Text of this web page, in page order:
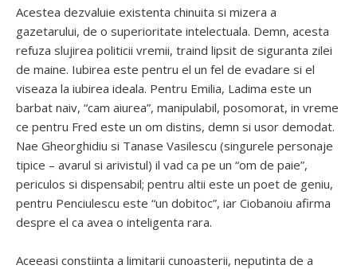
Acestea dezvaluie existenta chinuita si mizera a
gazetarului, de o superioritate intelectuala. Demn, acesta
refuza slujirea politicii vremii, traind lipsit de siguranta zilei
de maine. Iubirea este pentru el un fel de evadare si el
viseaza la iubirea ideala. Pentru Emilia, Ladima este un
barbat naiv, “cam aiurea”, manipulabil, posomorat, in vreme
ce pentru Fred este un om distins, demn si usor demodat.
Nae Gheorghidiu si Tanase Vasilescu (singurele personaje
tipice – avarul si arivistul) il vad ca pe un “om de paie”,
periculos si dispensabil; pentru altii este un poet de geniu,
pentru Penciulescu este “un dobitoc”, iar Ciobanoiu afirma
despre el ca avea o inteligenta rara.
Aceeasi constiinta a limitarii cunoasterii, neputinta de a